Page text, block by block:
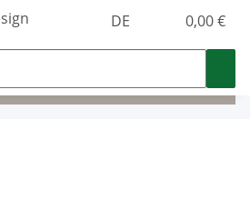
DE 0,00 €